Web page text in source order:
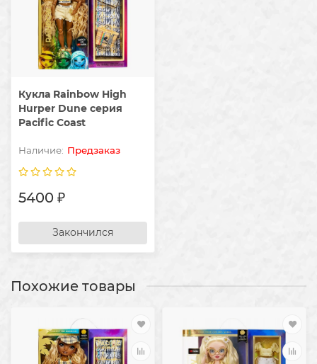
Кукла Rainbow High
Hurper Dune серия
Pacific Coast
Предзаказ
5400 ₽
Закончился
Похожие товары